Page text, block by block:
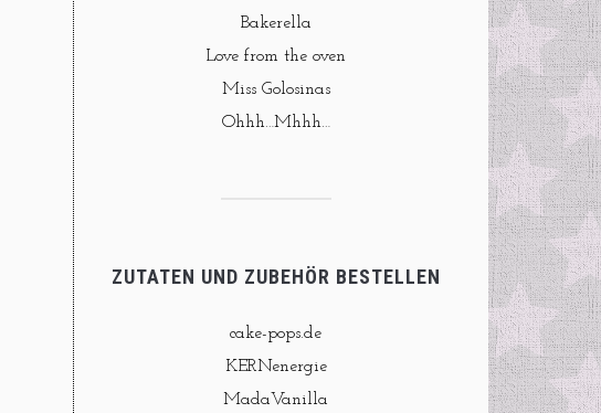
Bakerella
Love from the oven
Miss Golosinas
Ohhh…Mhhh…
ZUTATEN UND ZUBEHÖR BESTELLEN
cake-pops.de
KERNenergie
MadaVanilla